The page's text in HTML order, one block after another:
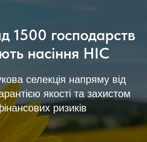
1500 господарств
насіння НІС
селекція напряму від
якості та захистом
ризиків